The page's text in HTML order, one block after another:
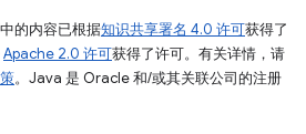
的内容已根据知识共享署名 4.0 许可获得了
Apache 2.0 许可获得了许可。有关详情，请
。Java 是 Oracle 和/或其关联公司的注册